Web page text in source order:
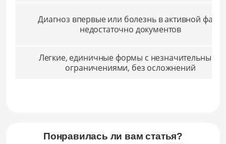
Диагноз впервые или болезнь в активной фазе,
недостаточно документов
Легкие, единичные формы с незначительными
ограничениями, без осложнений
Понравилась ли вам статья?